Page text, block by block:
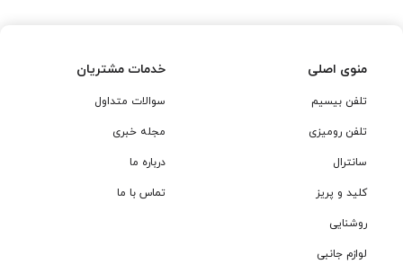
منوی اصلی
تلفن بیسیم
تلفن رومیزی
سانترال
کلید و پریز
روشنایی
لوازم جانبی
خدمات مشتریان
سوالات متداول
مجله خبری
درباره ما
تماس با ما